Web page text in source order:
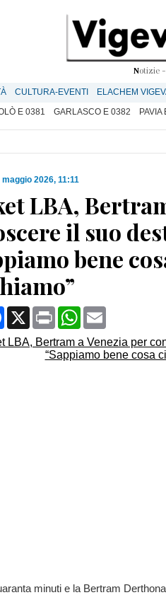
Notizie -
CULTURA-EVENTI ELACHEM
E 0381 GARLASCO E 0382
maggio 2026, 11:11
LBA,
il suo
bene
Facebook
X Print WhatsApp
minuti e la Bertram